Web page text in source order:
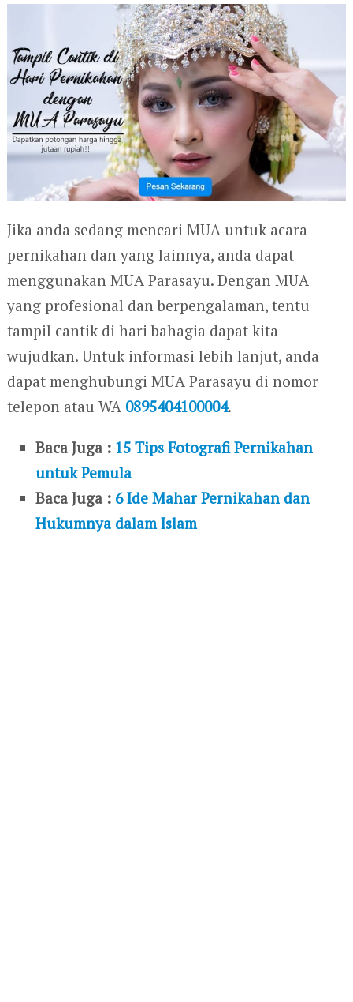
Jika anda sedang mencari MUA untuk acara
pernikahan dan yang lainnya, anda dapat
menggunakan MUA Parasayu. Dengan MUA
yang profesional dan berpengalaman, tentu
tampil cantik di hari bahagia dapat kita
wujudkan. Untuk informasi lebih lanjut, anda
dapat menghubungi MUA Parasayu di nomor
telepon atau WA 0895404100004.
Baca Juga : 15 Tips Fotografi Pernikahan
untuk Pemula
Baca Juga : 6 Ide Mahar Pernikahan dan
Hukumnya dalam Islam